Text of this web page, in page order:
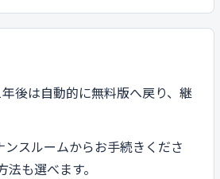
後は自動的に無料版へ戻り、継
スルームからお手続きくださ
も選べます。